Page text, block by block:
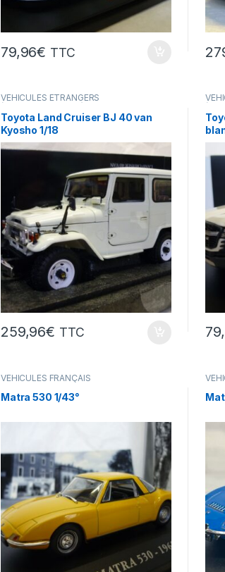
79,96€ TTC
VÉHICULES ÉTRANGERS
(voitures,camions ...)
Toyota Land Cruiser BJ 40 van
Kyosho 1/18
259,96€ TTC
VÉHICULES FRANÇAIS
(voitures,camions...)
Matra 530 1/43°